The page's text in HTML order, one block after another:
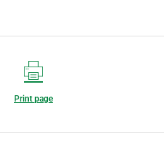
Print page